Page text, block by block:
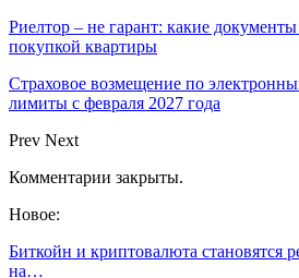
Риелтор – не гарант: какие
покупкой квартиры
Страховое возмещение по
лимиты с февраля 2027 года
Prev Next
Комментарии закрыты.
Новое:
Биткойн и криптовалюта
на…